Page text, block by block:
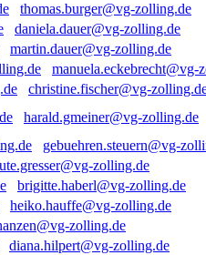
thomas.burger@vg-zolling.de
daniela.dauer@vg-zolling.de
martin.dauer@vg-zolling.de
manuela.eckebrecht@vg-
christine.fischer@vg-
harald.gmeiner@vg-zolling.de
gebuehren.steuern@vg-
ute.gresser@vg-zolling.de
brigitte.haberl@vg-zolling.de
heiko.hauffe@vg-zolling.de
zolling.de
diana.hilpert@vg-zolling.de